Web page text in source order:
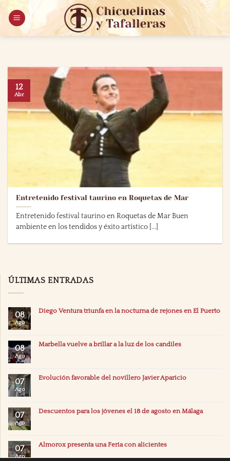
Saltar
contenido
Entretenido festival taurino en Roquetas de Mar
Entretenido festival taurino en Roquetas de Mar Buen
ambiente en los tendidos y éxito artístico [...]
12
Abr
ÚLTIMAS ENTRADAS
08
Ago
Diego Ventura triunfa en la nocturna de rejones en El Puerto
08
Ago
Marbella vuelve a brillar a la luz de los candiles
07
Ago
Evolución favorable del novillero Javier Aparicio
07
Ago
Descuentos para los jóvenes el 18 de agosto en Málaga
07
Ago
Almorox presenta una Feria con alicientes